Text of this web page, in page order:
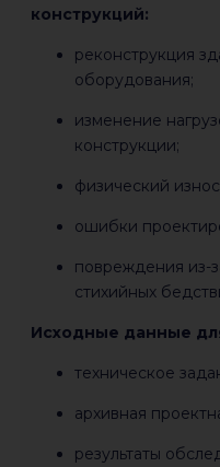
конструкций:
реконструкция
оборудования;
изменение
конструкции;
физический
ошибки
повреждения из-
стихийных
Исходные данные
техническое
архивная
результаты